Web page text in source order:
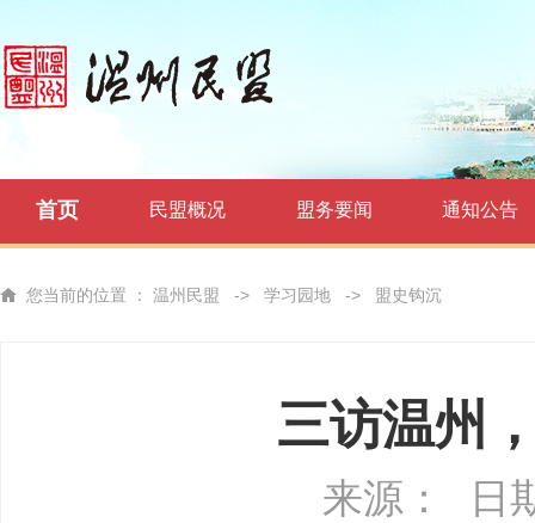
首页 民盟概况 盟务要闻 通知公告
您当前的位置 ： 温州民盟 -> 学习园地 -> 盟史钩沉
三访温州
来源： 日